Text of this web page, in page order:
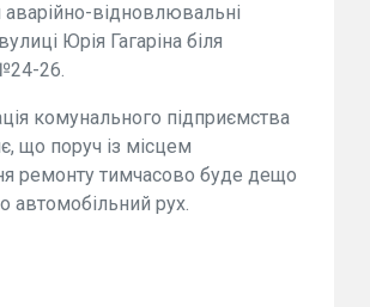
відновлювальні
Юрія Гагаріна біля
26.
комунального підприємства
що поруч із місцем
ремонту тимчасово буде дещо
автомобільний рух.